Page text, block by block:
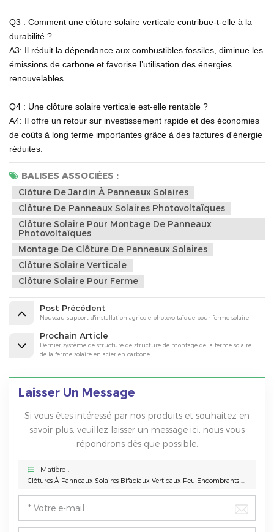
Q3 : Comment une clôture solaire verticale contribue-t-elle à la
durabilité ?
A3: Il réduit la dépendance aux combustibles fossiles, diminue les
émissions de carbone et favorise l’utilisation des énergies
renouvelables
Q4 : Une clôture solaire verticale est-elle rentable ?
A4: Il offre un retour sur investissement rapide et des économies
de coûts à long terme importantes grâce à des factures d'énergie
réduites.
BALISES ASSOCIÉES :
Clôture De Jardin À Panneaux Solaires
Clôture De Panneaux Solaires Photovoltaïques
Clôture Solaire Pour Montage De Panneaux
Photovoltaïques
Montage De Clôture De Panneaux Solaires
Clôture Solaire Verticale
Clôture Solaire Pour Ferme
Post Précédent
Nouveau support d'installation agricole photovoltaïque pour ferme solaire
Prochain Article
Dernier système de structure de structure de montage de la ferme solaire
de la ferme solaire en acier en carbone
Laisser Un Message
Si vous êtes intéressé par nos produits et souhaitez en
savoir plus, veuillez laisser un message ici, nous vous
répondrons dès que possible.
Matière :
Clôtures À Panneaux Solaires Bifaciaux Verticaux Peu Encombrants Pour Une Utilisation À Long Terme